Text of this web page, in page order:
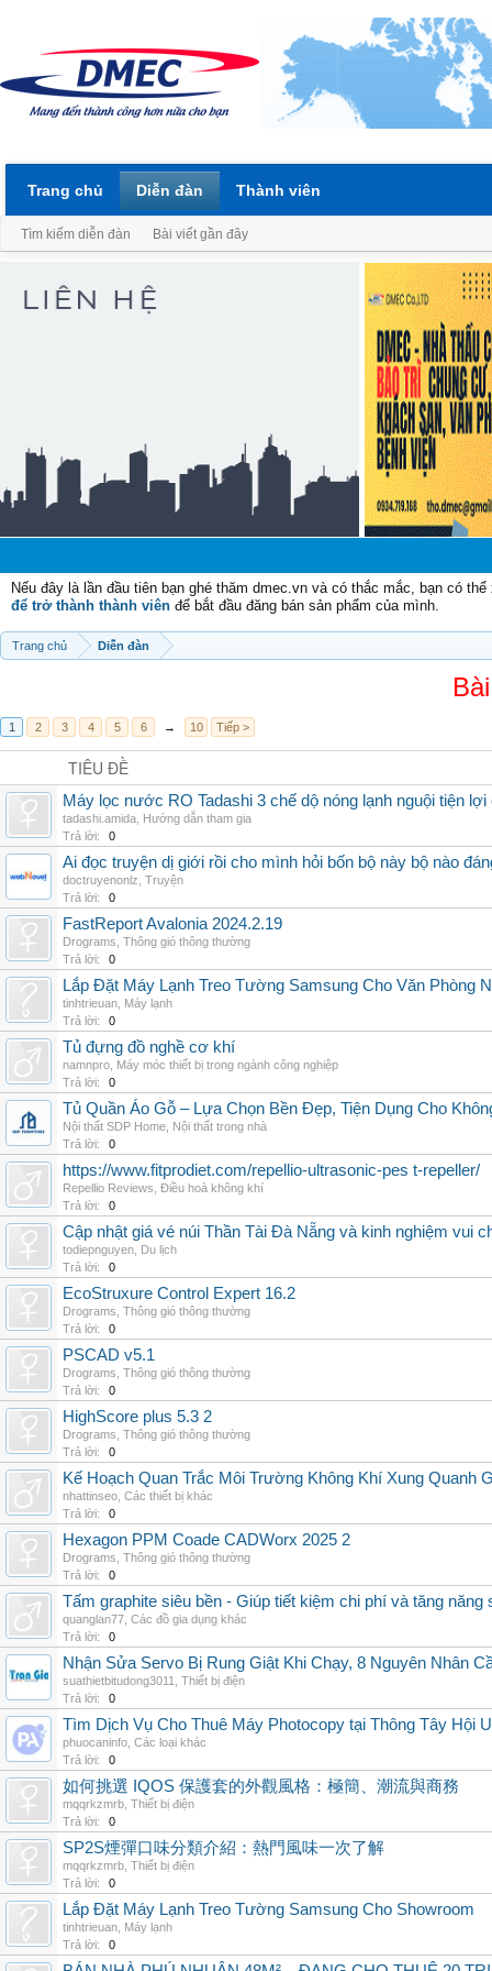
Nếu đây là lần đầu tiên bạn ghé thăm dmec.vn và có thắc mắc, bạn có
để trở thành thành viên để bắt đầu đăng bán sản phẩm của mình.
Trang chủ Diễn đàn
1 2 3 4 5 6 → 10 Tiếp >
TIÊU ĐỀ
Máy lọc nước RO Tadashi 3 chế dộ nóng lạnh nguội tiện lợi
tadashi.amida Hướng dẫn tham gia
Trả lời:
0
Ai đọc truyện dị giới rồi cho mình hỏi bốn bộ này bộ nào
doctruyenonlz Truyện
Trả lời:
0
FastReport Avalonia 2024.2.19
Drograms Thông gió thông thường
Trả lời:
0
Lắp Đặt Máy Lạnh Treo Tường Samsung Cho Văn Phòng
tinhtrieuan Máy lạnh
Trả lời:
0
Tủ đựng đồ nghề cơ khí
namnpro Máy móc thiết bị trong ngành công nghiệp
Trả lời:
0
Tủ Quần Áo Gỗ – Lựa Chọn Bền Đẹp, Tiện Dụng Cho
Nội thất SDP Home Nội thất trong nhà
Trả lời:
0
https://www.fitprodiet.com/repellio-ultrasonic-pes t-repeller/
Repellio Reviews Điều hoà không khí
Trả lời:
0
Cập nhật giá vé núi Thần Tài Đà Nẵng và kinh nghiệm vui
todiepnguyen Du lịch
Trả lời:
0
EcoStruxure Control Expert 16.2
Drograms Thông gió thông thường
Trả lời:
0
PSCAD v5.1
Drograms Thông gió thông thường
Trả lời:
0
HighScore plus 5.3 2
Drograms Thông gió thông thường
Trả lời:
0
Kế Hoạch Quan Trắc Môi Trường Không Khí Xung Quanh
nhattinseo Các thiết bị khác
Trả lời:
0
Hexagon PPM Coade CADWorx 2025 2
Drograms Thông gió thông thường
Trả lời:
0
Tấm graphite siêu bền - Giúp tiết kiệm chi phí và tăng năng
quanglan77 Các đồ gia dụng khác
Trả lời:
0
Nhận Sửa Servo Bị Rung Giật Khi Chạy, 8 Nguyên Nhân
suathietbitudong3011
Thiết bị điện
Trả lời:
0
Tìm Dịch Vụ Cho Thuê Máy Photocopy tại Thông Tây Hội
phuocaninfo Các loại khác
Trả lời:
0
如何挑選 IQOS 保護套的外觀風格：極簡、潮流與商務
mqqrkzmrb Thiết bị điện
Trả lời:
0
SP2S煙彈口味分類介紹：熱門風味一次了解
mqqrkzmrb Thiết bị điện
Trả lời:
0
Lắp Đặt Máy Lạnh Treo Tường Samsung Cho Showroom
tinhtrieuan Máy lạnh
Trả lời:
0
Trang chủ Diễn đàn
Tìm kiếm diễn đàn Bài viết gần đây
Thành viên